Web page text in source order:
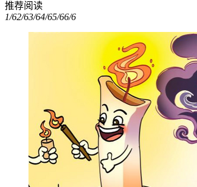
推荐阅读
1/62/63/64/65/66/6